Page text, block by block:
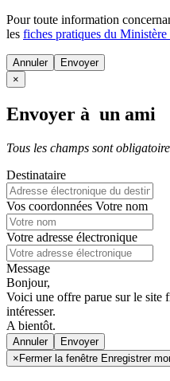
Pour toute information
les fiches pratiques du
Annuler
×
Envoyer à un ami
Tous les champs sont
Destinataire
Vos coordonnées Votre nom
Votre adresse électronique
Message
Bonjour,
Voici une offre parue sur le site
intéresser.
A bientôt.
Annuler
× Fermer la fenêtre Enregistrer